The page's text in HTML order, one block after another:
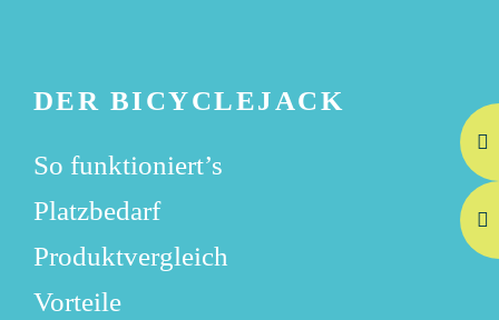
DER BICYCLEJACK
So funktioniert’s
Platzbedarf
Produktvergleich
Vorteile